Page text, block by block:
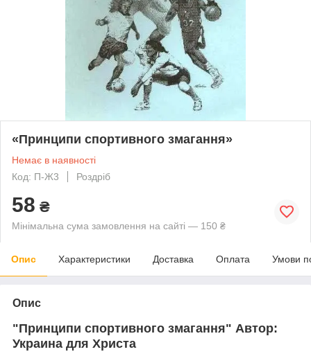
«Принципи спортивного змагання»
Немає в наявності
Код: П-Ж3
Роздріб
58 ₴
Мінімальна сума замовлення на сайті — 150 ₴
Опис Характеристики Доставка Оплата Умови
Опис
"Принципи спортивного змагання" Автор:
Украина для Христа